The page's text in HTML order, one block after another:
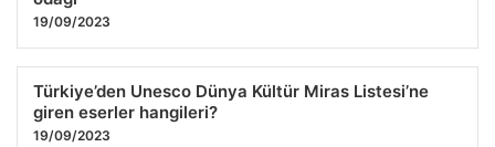
19/09/2023
Türkiye’den Unesco Dünya Kültür Miras Listesi’ne
giren eserler hangileri?
19/09/2023